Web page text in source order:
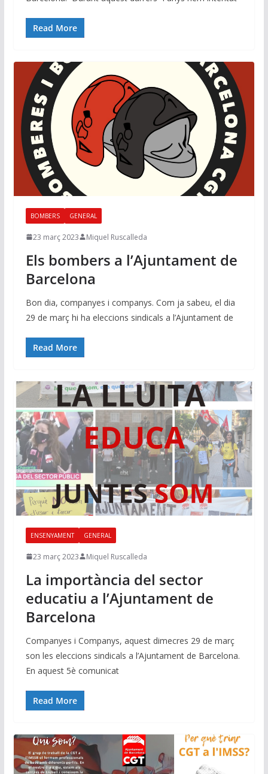
Read More
BOMBERS GENERAL
23 març 2023 Miquel Ruscalleda
Els bombers a l’Ajuntament de
Barcelona
Bon dia, companyes i companys. Com ja sabeu, el dia
29 de març hi ha eleccions sindicals a l’Ajuntament de
Read More
ENSENYAMENT GENERAL
23 març 2023 Miquel Ruscalleda
La importància del sector
educatiu a l’Ajuntament de
Barcelona
Companyes i Companys, aquest dimecres 29 de març
son les eleccions sindicals a l’Ajuntament de Barcelona.
En aquest 5è comunicat
Read More